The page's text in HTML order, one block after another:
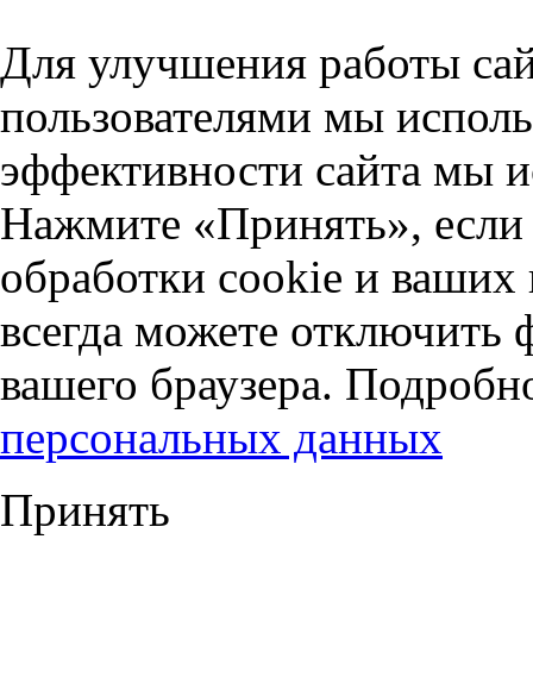
Для улучшения работы
пользователями мы
эффективности сайта мы
Нажмите «Принять», если
обработки cookie и
всегда можете отключить
вашего браузера.
персональных данных
Принять